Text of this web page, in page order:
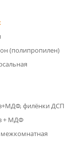
(полипропилен)
филёнки ДСП
+ МДФ